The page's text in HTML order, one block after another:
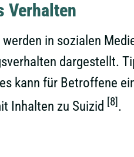
Verhalten
in sozialen
dargestellt.
kann für Betroffene
Inhalten zu Suizid [8] .